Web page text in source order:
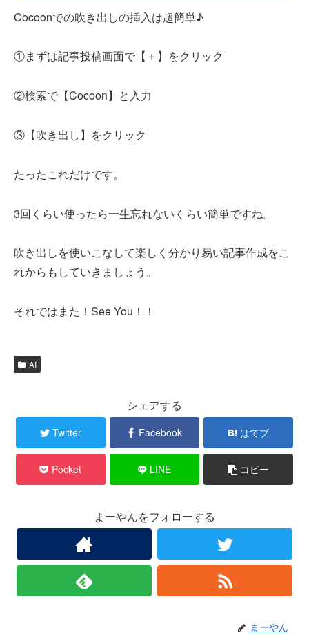
Cocoonでの吹き出しの挿入は超簡単♪
①まずは記事投稿画面で【＋】をクリック
②検索で【Cocoon】と入力
③【吹き出し】をクリック
たったこれだけです。
3回くらい使ったら一生忘れないくらい簡単ですね。
吹き出しを使いこなして楽しく分かり易い記事作成をこ
れからもしていきましょう。
それではまた！See You！！
AI
シェアする
Twitter Facebook はてブ
Pocket LINE コピー
まーやんをフォローする
まーやん